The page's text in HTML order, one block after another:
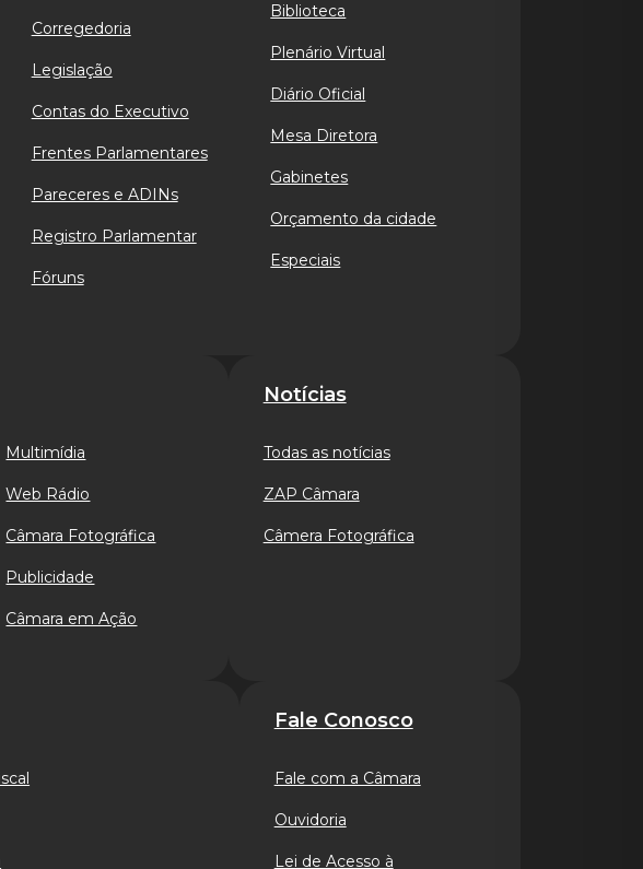
Corregedoria
Legislação
Contas do Executivo
Frentes Parlamentares
Pareceres e ADINs
Registro Parlamentar
Fóruns
Biblioteca
Plenário Virtual
Diário Oficial
Mesa Diretora
Gabinetes
Orçamento da cidade
Especiais
Multimídia
Web Rádio
Câmara Fotográfica
Publicidade
Câmara em Ação
Notícias
Todas as notícias
ZAP Câmara
Câmera Fotográfica
Fale Conosco
Fale com a Câmara
Ouvidoria
Lei de Acesso à